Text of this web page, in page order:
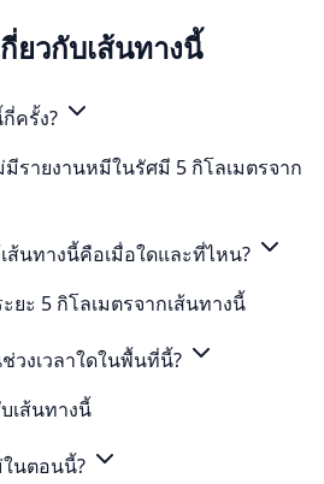
ยวกับเส้นทางนี้
ครั้ง?
รายงานหมีในรัศมี 5 กิโลเมตรจาก
ส้นทางนี้คือเมื่อใดและที่ไหน?
ะ 5 กิโลเมตรจากเส้นทางนี้
งเวลาใดในพื้นที่นี้?
เส้นทางนี้
นตอนนี้?